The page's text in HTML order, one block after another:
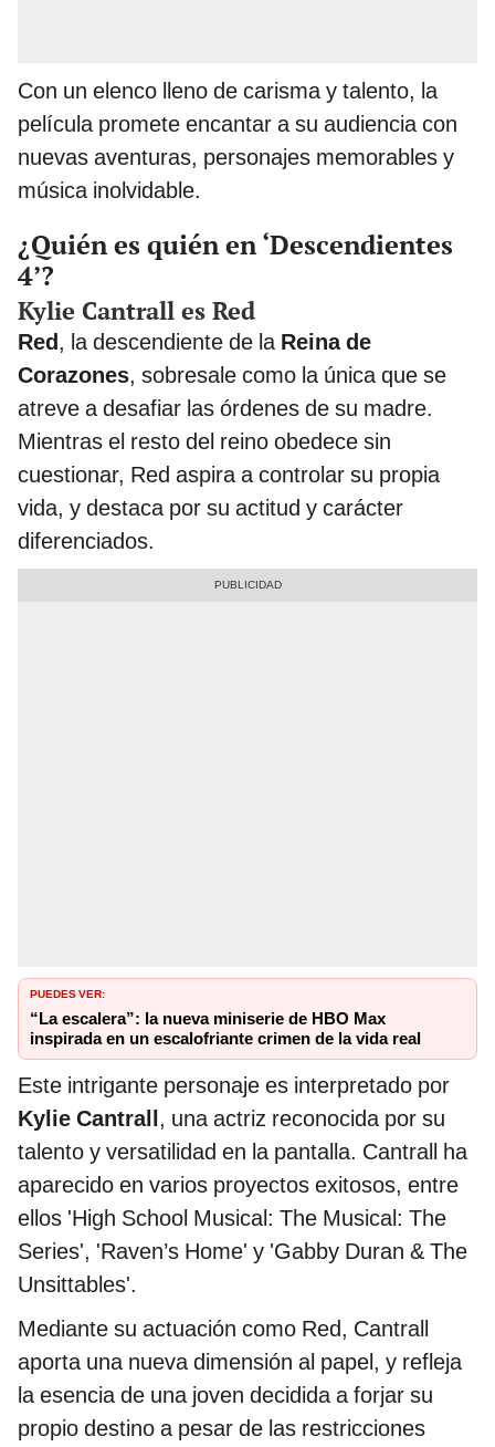
Con un elenco lleno de carisma y talento, la
película promete encantar a su audiencia con
nuevas aventuras, personajes memorables y
música inolvidable.
¿Quién es quién en ‘Descendientes
4’?
Kylie Cantrall es Red
Red, la descendiente de la Reina de
Corazones, sobresale como la única que se
atreve a desafiar las órdenes de su madre.
Mientras el resto del reino obedece sin
cuestionar, Red aspira a controlar su propia
vida, y destaca por su actitud y carácter
diferenciados.
PUEDES VER:
“La escalera”: la nueva miniserie de HBO Max
inspirada en un escalofriante crimen de la vida real
Este intrigante personaje es interpretado por
Kylie Cantrall, una actriz reconocida por su
talento y versatilidad en la pantalla. Cantrall ha
aparecido en varios proyectos exitosos, entre
ellos 'High School Musical: The Musical: The
Series', 'Raven’s Home' y 'Gabby Duran & The
Unsittables'.
Mediante su actuación como Red, Cantrall
aporta una nueva dimensión al papel, y refleja
la esencia de una joven decidida a forjar su
propio destino a pesar de las restricciones